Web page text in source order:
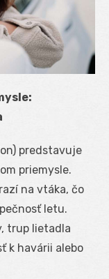
predstavuje
priemysle.
na vtáka, čo
letu.
trup lietadla
k havárii alebo